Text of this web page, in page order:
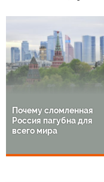
Почему сломленная
Россия пагубна для
всего мира